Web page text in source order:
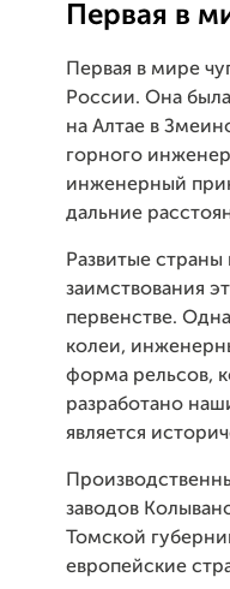
Первая в
Первая в мире
России. Она
на Алтае в
горного
инженерный
дальние
Развитые
заимствования
первенстве.
колеи,
форма рельсов,
разработано
является
заводов
Томской
европейские